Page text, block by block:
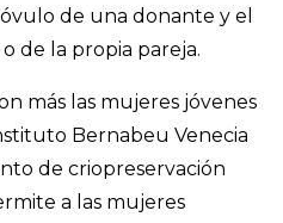
de una donante y el
de la propia pareja.
más las mujeres jóvenes
Bernabeu Venecia
de criopreservación
a las mujeres